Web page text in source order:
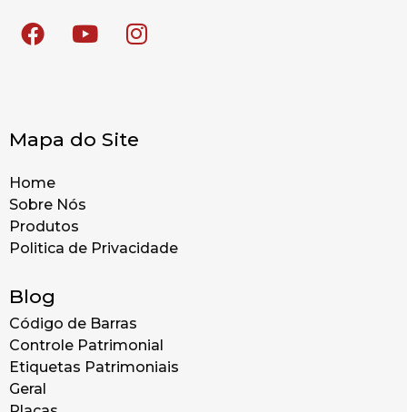
Mapa do Site
Home
Sobre Nós
Produtos
Politica de Privacidade
Blog
Código de Barras
Controle Patrimonial
Etiquetas Patrimoniais
Geral